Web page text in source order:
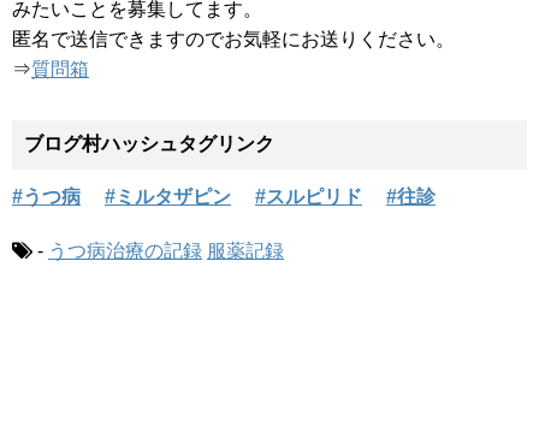
みたいことを募集してます。
匿名で送信できますのでお気軽にお送りください。
⇒質問箱
ブログ村ハッシュタグリンク
#うつ病 #ミルタザピン #スルピリド #往診
- うつ病治療の記録 服薬記録